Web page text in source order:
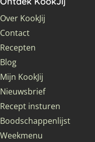
Over KookJij
Contact
Recepten
Blog
Mijn KookJij
Nieuwsbrief
Recept insturen
Boodschappenlijst
Weekmenu